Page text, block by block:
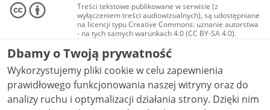
Treści tekstowe publikowane w serwisie (z
wyłączeniem treści audiowizualnych), są udostępniane
na licencji typu Creative Commons: uznanie autorstwa
- na tych samych warunkach 4.0 (CC BY-SA 4.0).
Materiały audiowizualne, w tym zdjęcia, materiały
audio i wideo, są udostępniane na licencji typu
Creative Commons: uznanie autorstwa użycie
niekomercyjne - bez utworów zależnych 4.0 (CC BY-
NC-ND 4.0), o ile nie jest to stwierdzone inaczej.
Dbamy o Twoją prywatność
Wykorzystujemy pliki cookie w celu zapewnienia
prawidłowego funkcjonowania naszej witryny oraz do
analizy ruchu i optymalizacji działania strony. Dzięki nim